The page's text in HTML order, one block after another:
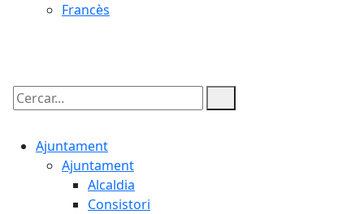
Francès
Cercar:
Ajuntament
Ajuntament
Alcaldia
Consistori